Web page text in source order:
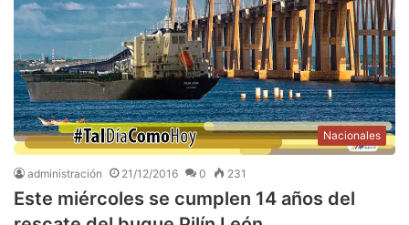
Nacionales
administración 21/12/2016 0 231
Este miércoles se cumplen 14 años del